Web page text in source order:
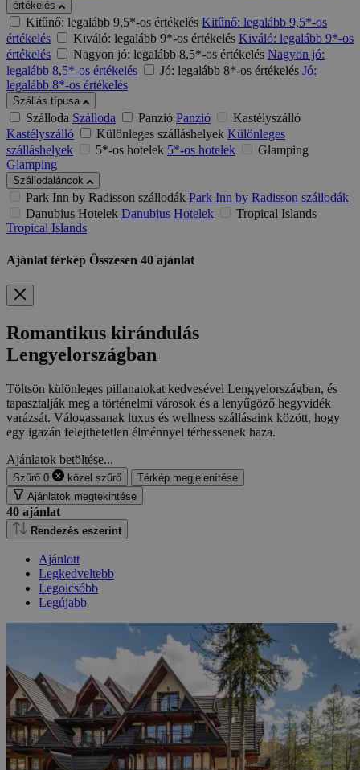
értékelés
Kitűnő: legalább 9,5*-os értékelés Kitűnő: legalább 9,5*-os
értékelés
Kiváló: legalább 9*-os értékelés Kiváló: legalább 9*-os
értékelés
Nagyon jó: legalább 8,5*-os értékelés Nagyon jó:
legalább 8,5*-os értékelés
Jó: legalább 8*-os értékelés Jó:
legalább 8*-os értékelés
Szállás típusa
Szálloda Szálloda Panzió Panzió
Kastélyszálló
Kastélyszálló
Különleges szálláshelyek Különleges
szálláshelyek
5*-os hotelek 5*-os hotelek
Glamping
Glamping
Szállodaláncok
Park Inn by Radisson szállodák Park Inn by Radisson szállodák
Danubius Hotelek Danubius Hotelek
Tropical Islands
Tropical Islands
Ajánlat térkép Összesen 40 ajánlat
Romantikus kirándulás
Lengyelországban
Töltsön különleges pillanatokat kedvesével Lengyelországban, és
tapasztalják meg a történelmi városok és a lenyűgöző hegyvidék
varázsát. Válogassanak luxus és wellness szállásaink között, hogy
egy igazán felejthetetlen élménnyel térhessenek haza.
Ajánlatok betöltése...
Szűrő 0 közel szűrő
Térkép megjelenítése
Ajánlatok megtekintése
40 ajánlat
Rendezés eszerint
Ajánlott
Legkedveltebb
Legolcsóbb
Legújabb